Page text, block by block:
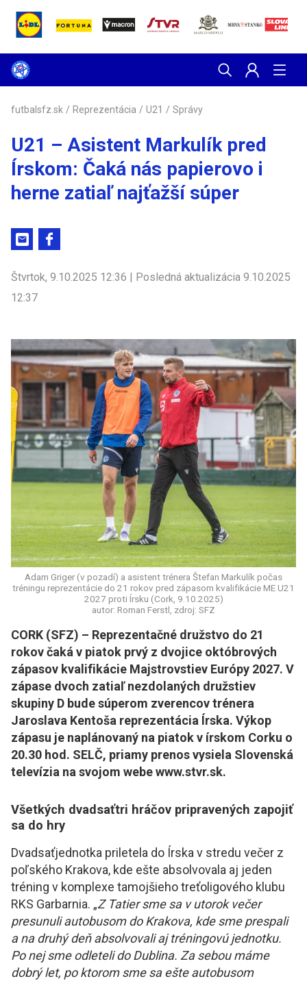
futbalsfz.sk / Reprezentácia / U21 / Správy
U21 – Asistent Markulík pred
Írskom: Čaká nás papierovo i
herne zatiaľ najťažší súper
Štvrtok, 9.10.2025 12:36 | Posledná aktualizácia 9.10.2025
12:37
Adam Griger (v pozadí) a asistent trénera Štefan Markulík počas
tréningu reprezentácie do 21 rokov pred zápasom kvalifikácie ME U21
2027 proti Írsku (Cork, 9.10.2025)
autor: Roman Ferstl, zdroj: SFZ
CORK (SFZ) – Reprezentačné družstvo do 21
rokov čaká v piatok prvý z dvojice októbrových
zápasov kvalifikácie Majstrovstiev Európy 2027. V
zápase dvoch zatiaľ nezdolaných družstiev
skupiny D bude súperom zverencov trénera
Jaroslava Kentoša reprezentácia Írska. Výkop
zápasu je naplánovaný na piatok v írskom Corku o
20.30 hod. SELČ, priamy prenos vysiela Slovenská
televízia na svojom webe www.stvr.sk.
Všetkých dvadsaťtri hráčov pripravených zapojiť
sa do hry
Dvadsaťjednotka priletela do Írska v stredu večer z
poľského Krakova, kde ešte absolvovala aj jeden
tréning v komplexe tamojšieho treťoligového klubu
RKS Garbarnia. „Z Tatier sme sa v utorok večer
presunuli autobusom do Krakova, kde sme prespali
a na druhý deň absolvovali aj tréningovú jednotku.
Po nej sme odleteli do Dublina. Za sebou máme
dobrý let, po ktorom sme sa ešte autobusom